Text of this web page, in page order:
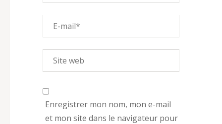
Enregistrer mon nom, mon e-mail
et mon site dans le navigateur pour